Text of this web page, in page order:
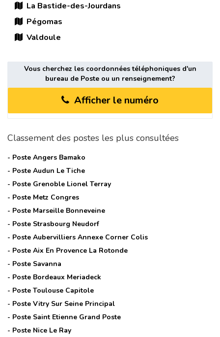
La Bastide-des-Jourdans
Pégomas
Valdoule
Vous cherchez les coordonnées téléphoniques d'un
bureau de Poste ou un renseignement?
Afficher le numéro
Classement des postes les plus consultées
- Poste Angers Bamako
- Poste Audun Le Tiche
- Poste Grenoble Lionel Terray
- Poste Metz Congres
- Poste Marseille Bonneveine
- Poste Strasbourg Neudorf
- Poste Aubervilliers Annexe Corner Colis
- Poste Aix En Provence La Rotonde
- Poste Savanna
- Poste Bordeaux Meriadeck
- Poste Toulouse Capitole
- Poste Vitry Sur Seine Principal
- Poste Saint Etienne Grand Poste
- Poste Nice Le Ray